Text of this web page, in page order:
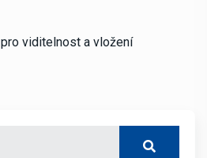
pro viditelnost a vložení